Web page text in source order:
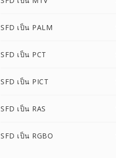
SFD เป็น PALM
SFD เป็น PCT
SFD เป็น PICT
SFD เป็น RAS
SFD เป็น RGBO